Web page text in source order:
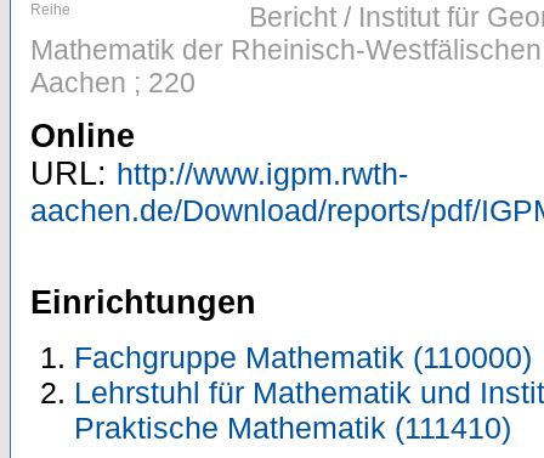
Reihe
Bericht / Institut für
Mathematik der Rheinisch-
Aachen ; 220
Online
URL: http://www.igpm.rwth-
aachen.de/Download/reports/pdf/
Einrichtungen
Fachgruppe Mathematik (110000)
Lehrstuhl für Mathematik und
Praktische Mathematik (111410)